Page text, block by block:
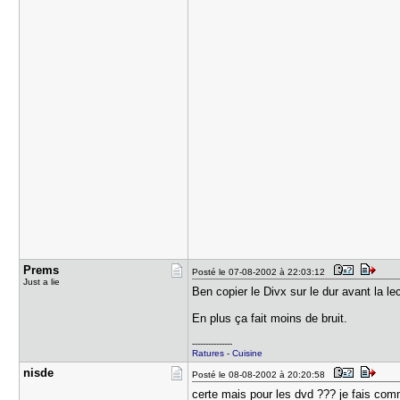
Prems
Just a lie
Posté le 07-08-2002 à 22:03:12
Ben copier le Divx sur le dur avant la
En plus ça fait moins de bruit.
---------------
Ratures -Cuisine
nisde Posté le 08-08-2002 à 20:20:58
certe mais pour les dvd ??? je fais